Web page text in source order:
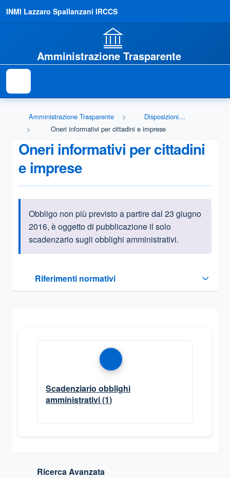
INMI Lazzaro Spallanzani IRCCS
Amministrazione Trasparente
Amministrazione Trasparente
Disposizioni generali
Oneri informativi per cittadini e imprese
Oneri informativi per cittadini
e imprese
Informazioni introduttive
Obbligo non più previsto a partire dal 23 giugno
2016, è oggetto di pubblicazione il solo
scadenzario sugli obblighi amministrativi.
Riferimenti normativi
Sezione compressa
Scadenziario obblighi
amministrativi(1)
Ricerca Avanzata